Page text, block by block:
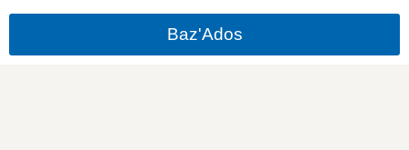
Baz'Ados